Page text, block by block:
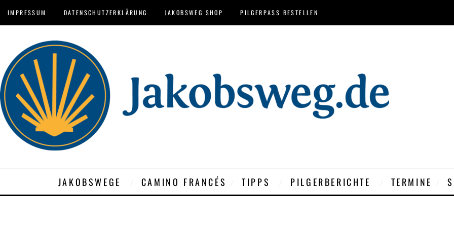
IMPRESSUM DATENSCHUTZERKLÄRUNG JAKOBSWEG SHOP PILGERPASS BESTELLEN
JAKOBSWEGE CAMINO FRANCÉS TIPPS PILGERBERICHTE TERMINE